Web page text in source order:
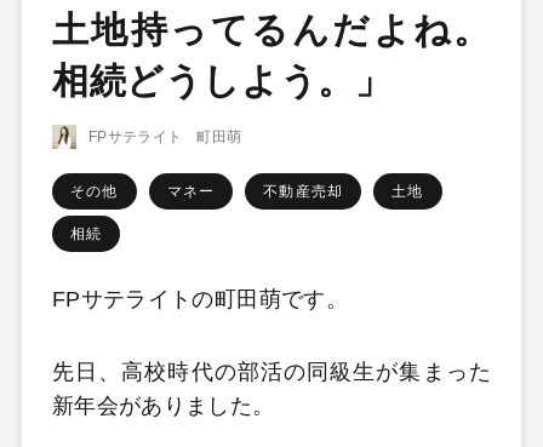
土地持ってるんだよね。
相続どうしよう。」
FPサテライト 町田萌
その他 マネー 不動産売却 土地
相続
FPサテライトの町田萌です。
先日、高校時代の部活の同級生が集まった
新年会がありました。